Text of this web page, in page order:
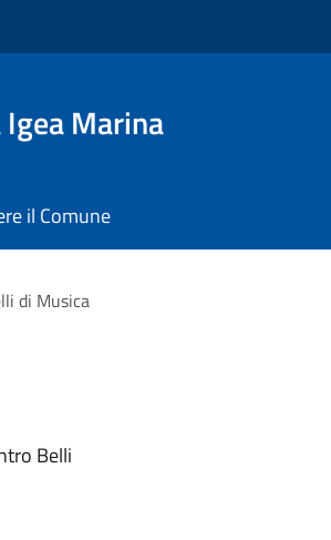
Marina
il Comune
di Musica
Belli